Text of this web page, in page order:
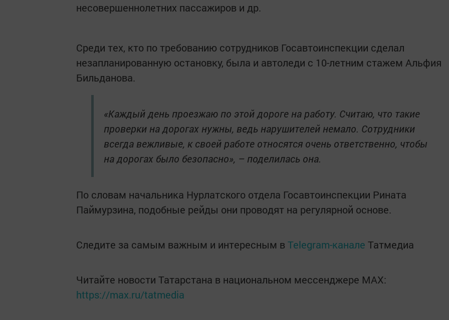
несовершеннолетних пассажиров и др.
Среди тех, кто по требованию сотрудников Госавтоинспекции сделал
незапланированную остановку, была и автоледи с 10-летним стажем Альфия
Бильданова.
«Каждый день проезжаю по этой дороге на работу. Считаю, что такие
проверки на дорогах нужны, ведь нарушителей немало. Сотрудники
всегда вежливые, к своей работе относятся очень ответственно, чтобы
на дорогах было безопасно», – поделилась она.
По словам начальника Нурлатского отдела Госавтоинспекции Рината
Паймурзина, подобные рейды они проводят на регулярной основе.
Следите за самым важным и интересным в Telegram-канале Татмедиа
Читайте новости Татарстана в национальном мессенджере MАХ:
https://max.ru/tatmedia